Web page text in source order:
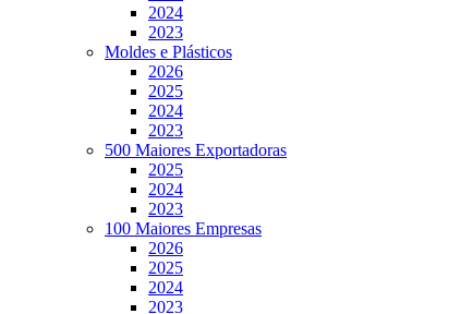
2024
2023
Moldes e Plásticos
2026
2025
2024
2023
500 Maiores Exportadoras
2025
2024
2023
100 Maiores Empresas
2026
2025
2024
2023